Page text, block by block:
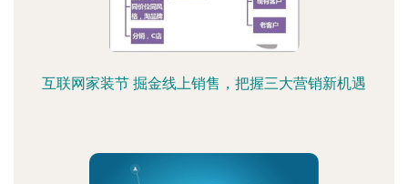
互联网家装节 掘金线上销售，把握三大营销新机遇